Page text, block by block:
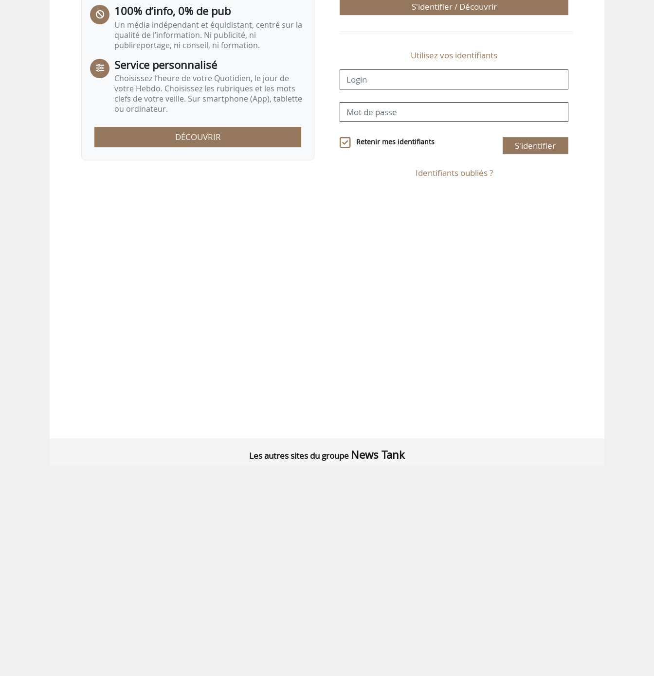
100% d’info, 0% de pub
Un média indépendant et équidistant, centré sur la
qualité de l’information. Ni publicité, ni
publireportage, ni conseil, ni formation.
Service personnalisé
Choisissez l‘heure de votre Quotidien, le jour de
votre Hebdo. Choisissez les rubriques et les mots
clefs de votre veille. Sur smartphone (App), tablette
ou ordinateur.
DÉCOUVRIR
S'identifier / Découvrir
Utilisez vos identifiants
Retenir mes identifiants S'identifier
Identifiants oubliés ?
Les autres sites du groupe News Tank